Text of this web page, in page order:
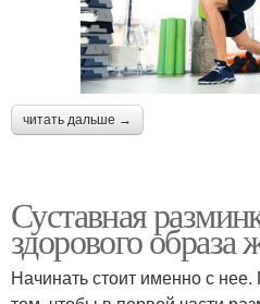
читать дальше →
Суставная
здорового образа
Начинать стоит именно с